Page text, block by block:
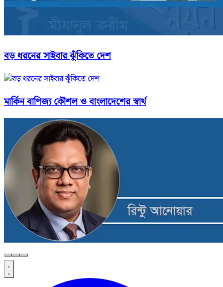
বড় ধরনের সাইবার ঝুঁকিতে দেশ
মার্কিন বাণিজ্য কৌশল ও বাংলাদেশের স্বার্থ